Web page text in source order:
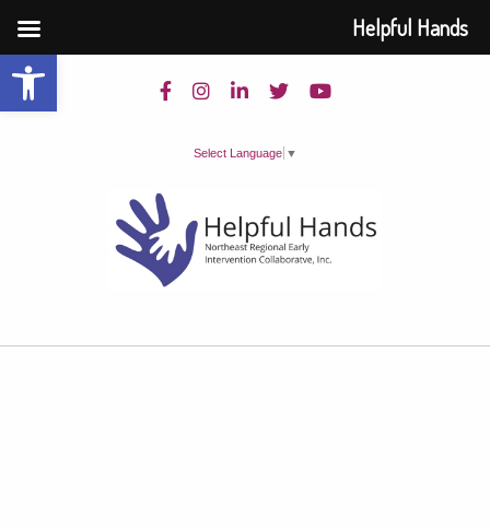
Open toolbar
Select Language ▼
Helpful Hands